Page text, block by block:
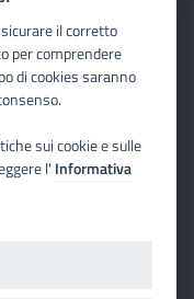
il corretto
per comprendere
di cookies saranno
sui cookie e sulle
l' Informativa